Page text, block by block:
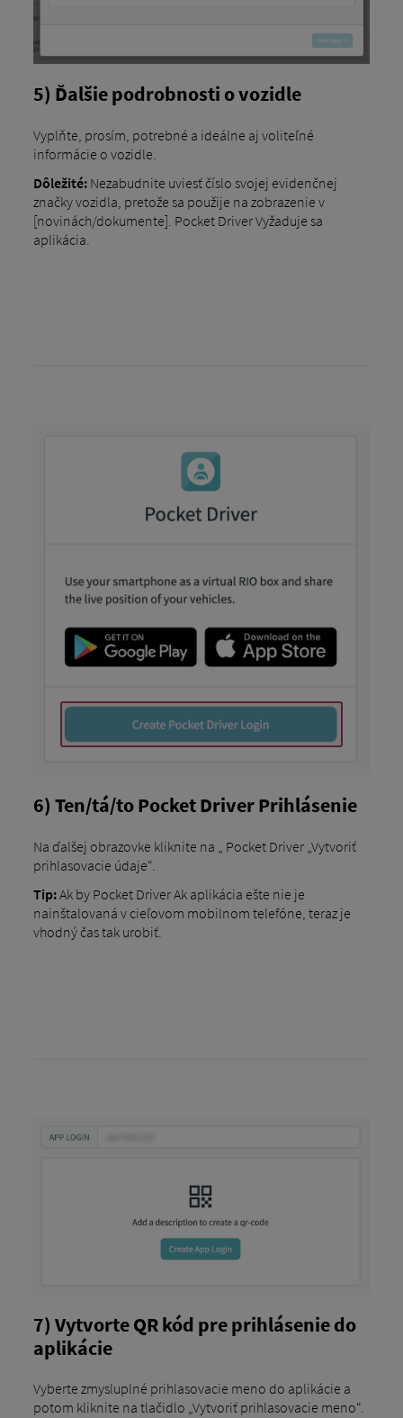
5) Ďalšie podrobnosti o vozidle
Vyplňte, prosím, potrebné a ideálne aj voliteľné
informácie o vozidle.
Dôležité:Nezabudnite uviesť číslo svojej evidenčnej
značky vozidla, pretože sa použije na zobrazenie v
[novinách/dokumente]. Pocket Driver Vyžaduje sa
aplikácia.
6) Ten/tá/to Pocket Driver Prihlásenie
Na ďalšej obrazovke kliknite na „ Pocket Driver „Vytvoriť
prihlasovacie údaje“.
Tip:Ak by Pocket Driver Ak aplikácia ešte nie je
nainštalovaná v cieľovom mobilnom telefóne, teraz je
vhodný čas tak urobiť.
7) Vytvorte QR kód pre prihlásenie do
aplikácie
Vyberte zmysluplné prihlasovacie meno do aplikácie a
potom kliknite na tlačidlo „Vytvoriť prihlasovacie meno“.